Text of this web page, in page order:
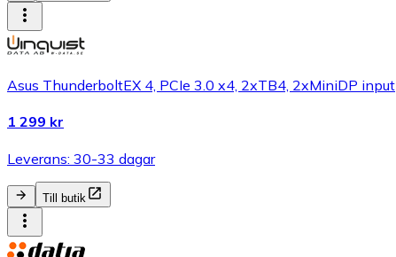
Asus ThunderboltEX 4, PCIe 3.0 x4, 2xTB4, 2xMiniDP input
1 299 kr
Leverans: 30-33 dagar
Till butik